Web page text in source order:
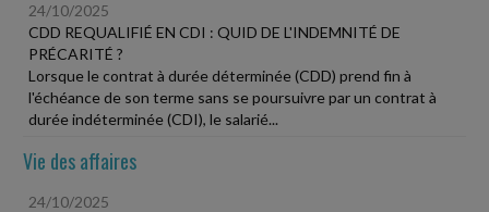
24/10/2025
CDD REQUALIFIÉ EN CDI : QUID DE L'INDEMNITÉ DE
PRÉCARITÉ ?
Lorsque le contrat à durée déterminée (CDD) prend fin à
l'échéance de son terme sans se poursuivre par un contrat à
durée indéterminée (CDI), le salarié...
Vie des affaires
24/10/2025